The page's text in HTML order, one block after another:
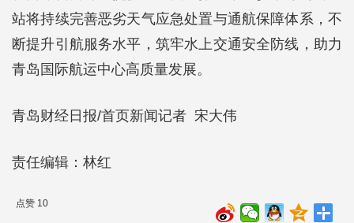
站将持续完善恶劣天气应急处置与通航保障体系，不
断提升引航服务水平，筑牢水上交通安全防线，助力
青岛国际航运中心高质量发展。
青岛财经日报/首页新闻记者 宋大伟
责任编辑：林红
点赞 10